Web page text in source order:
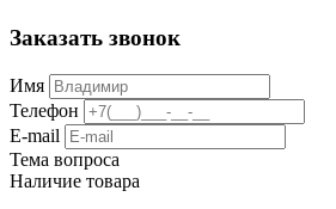
Заказать звонок
Имя
Телефон
E-mail
Тема вопроса
Наличие товара